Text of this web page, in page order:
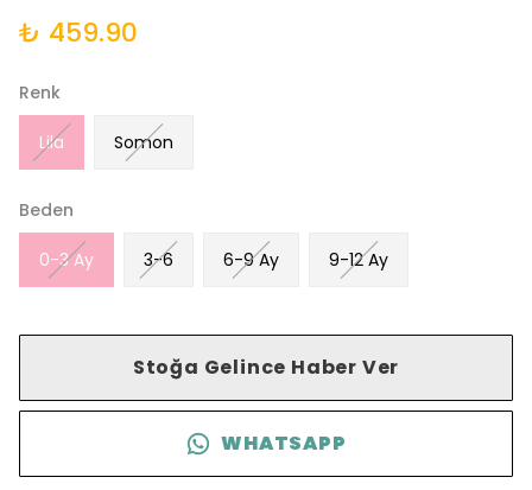
₺ 459.90
Renk
Lila Somon
Beden
0-3 Ay 3-6 6-9 Ay 9-12 Ay
Stoğa Gelince Haber Ver
WHATSAPP